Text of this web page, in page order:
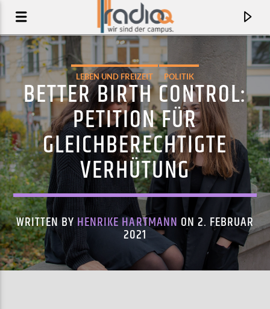
AKTUELLER TRACK
CHAINWHIP
SAINT BLONDE
LEBEN UND FREIZEIT POLITIK
BETTER BIRTH CONTROL:
PETITION FÜR
GLEICHBERECHTIGTE
VERHÜTUNG
WRITTEN BY HENRIKE HARTMANN ON 2. FEBRUAR
2021